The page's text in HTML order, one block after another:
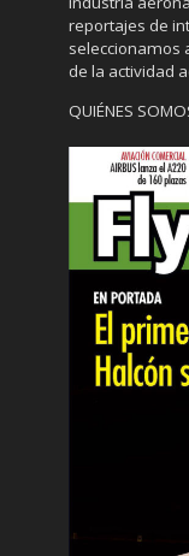
reportajes de
seleccionamos
de la actividad
QUIÉNES